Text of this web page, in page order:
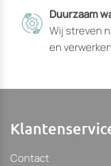
Duurzaam
Wij streven
en verwerken
Contact